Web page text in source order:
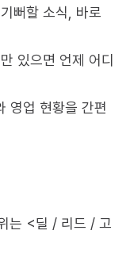
뻐할 소식, 바로
있으면 언제 어디
영업 현황을 간편
는 <딜 / 리드 / 고